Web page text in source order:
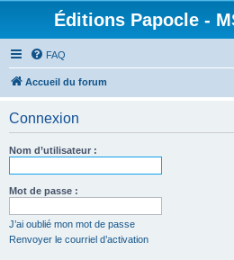
Éditions Papocle -
FAQ
Accueil du forum
Connexion
Nom d’utilisateur :
Mot de passe :
J’ai oublié mon mot de passe
Renvoyer le courriel d’activation